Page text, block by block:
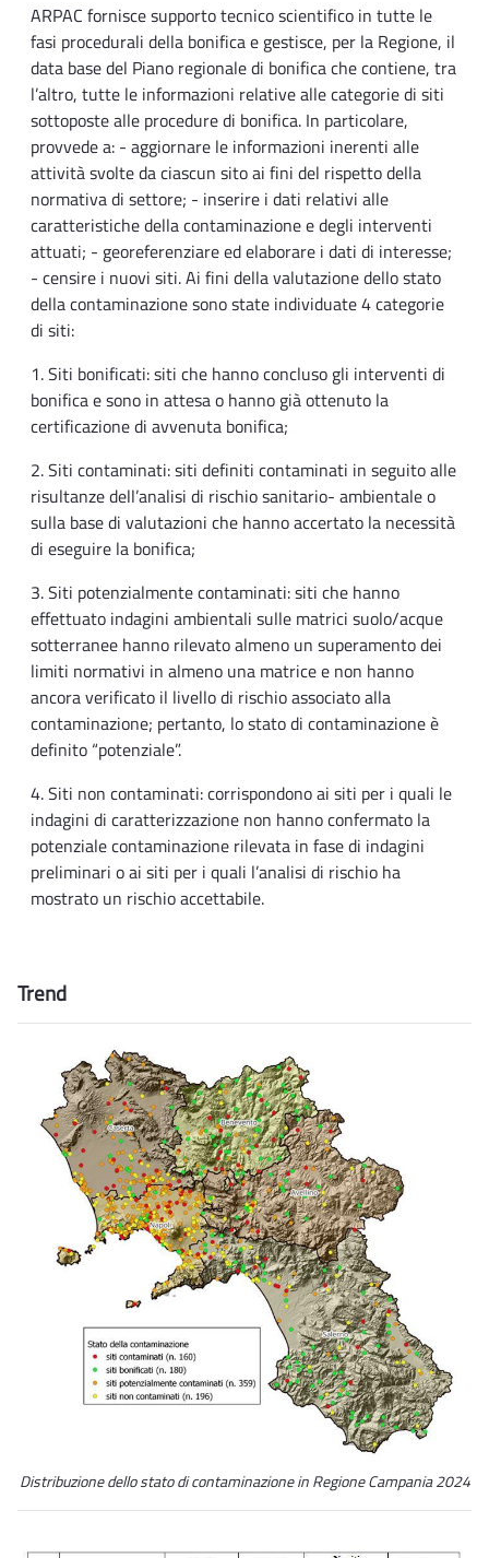
ARPAC fornisce supporto tecnico scientifico in tutte le
fasi procedurali della bonifica e gestisce, per la Regione, il
data base del Piano regionale di bonifica che contiene, tra
l’altro, tutte le informazioni relative alle categorie di siti
sottoposte alle procedure di bonifica. In particolare,
provvede a: - aggiornare le informazioni inerenti alle
attività svolte da ciascun sito ai fini del rispetto della
normativa di settore; - inserire i dati relativi alle
caratteristiche della contaminazione e degli interventi
attuati; - georeferenziare ed elaborare i dati di interesse;
- censire i nuovi siti. Ai fini della valutazione dello stato
della contaminazione sono state individuate 4 categorie
di siti:
1. Siti bonificati: siti che hanno concluso gli interventi di
bonifica e sono in attesa o hanno già ottenuto la
certificazione di avvenuta bonifica;
2. Siti contaminati: siti definiti contaminati in seguito alle
risultanze dell’analisi di rischio sanitario- ambientale o
sulla base di valutazioni che hanno accertato la necessità
di eseguire la bonifica;
3. Siti potenzialmente contaminati: siti che hanno
effettuato indagini ambientali sulle matrici suolo/acque
sotterranee hanno rilevato almeno un superamento dei
limiti normativi in almeno una matrice e non hanno
ancora verificato il livello di rischio associato alla
contaminazione; pertanto, lo stato di contaminazione è
definito “potenziale”.
4. Siti non contaminati: corrispondono ai siti per i quali le
indagini di caratterizzazione non hanno confermato la
potenziale contaminazione rilevata in fase di indagini
preliminari o ai siti per i quali l’analisi di rischio ha
mostrato un rischio accettabile.
Trend
Distribuzione dello stato di contaminazione in Regione Campania 2024